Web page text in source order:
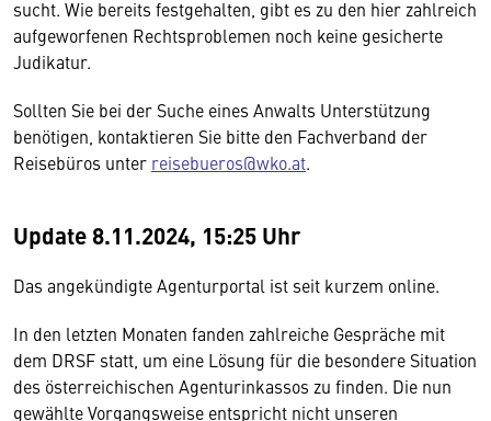
sucht. Wie bereits festgehalten, gibt es zu den hier zahlreich
aufgeworfenen Rechtsproblemen noch keine gesicherte
Judikatur.
Sollten Sie bei der Suche eines Anwalts Unterstützung
benötigen, kontaktieren Sie bitte den Fachverband der
Reisebüros unter reisebueros@wko.at.
Update 8.11.2024, 15:25 Uhr
Das angekündigte Agenturportal ist seit kurzem online.
In den letzten Monaten fanden zahlreiche Gespräche mit
dem DRSF statt, um eine Lösung für die besondere Situation
des österreichischen Agenturinkassos zu finden. Die nun
gewählte Vorgangsweise entspricht nicht unseren